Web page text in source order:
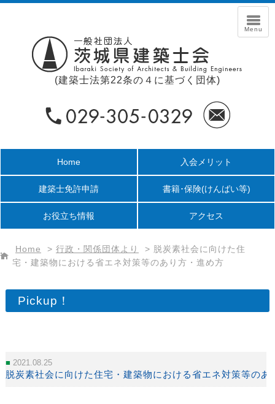
(建築士法第22条の４に基づく団体)
Home 入会メリット
建築士免許申請 書籍･保険(けんばい等)
お役立ち情報 アクセス
Home > 行政・関係団体より > 脱炭素社会に向けた住
宅・建築物における省エネ対策等のあり方・進め方
Pickup！
2021.08.25
脱炭素社会に向けた住宅・建築物における省エネ対策等のあ